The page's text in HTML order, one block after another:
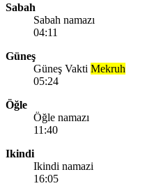
Sabah
Sabah namazı
04:11
Güneş
Güneş Vakti Mekruh
05:24
Öğle
Öğle namazı
11:40
Ikindi
Ikindi namazi
16:05